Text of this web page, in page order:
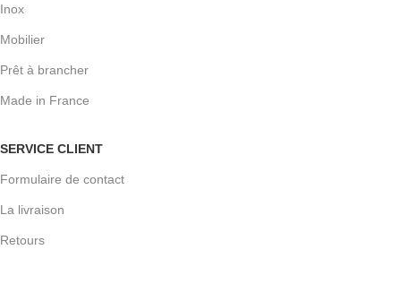
Inox
Mobilier
Prêt à brancher
Made in France
SERVICE CLIENT
Formulaire de contact
La livraison
Retours